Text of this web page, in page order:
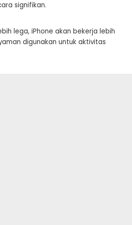
signifikan.
lega, iPhone akan bekerja lebih
digunakan untuk aktivitas